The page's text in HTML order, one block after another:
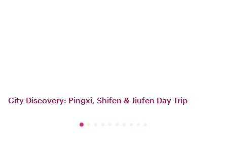
City Discovery: Pingxi, Shifen & Jiufen Day Trip